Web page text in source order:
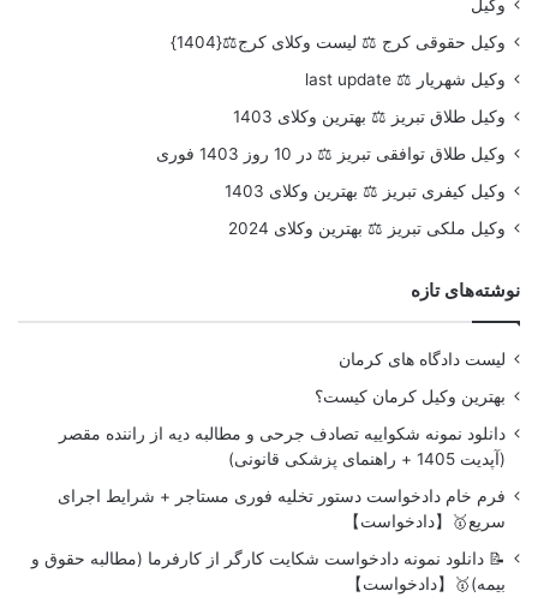
وکیل
وکیل حقوقی کرج ⚖️ لیست وکلای کرج⚖️{1404}
وکیل شهریار ⚖️ last update
وکیل طلاق تبریز ⚖️ بهترین وکلای 1403
وکیل طلاق توافقی تبریز ⚖️ در 10 روز 1403 فوری
وکیل کیفری تبریز ⚖️ بهترین وکلای 1403
وکیل ملکی تبریز ⚖️ بهترین وکلای 2024
نوشته‌های تازه
لیست دادگاه های کرمان
بهترین وکیل کرمان کیست؟
دانلود نمونه شکواییه تصادف جرحی و مطالبه دیه از راننده مقصر
(آپدیت 1405 + راهنمای پزشکی قانونی)
فرم خام دادخواست دستور تخلیه فوری مستاجر + شرایط اجرای
سریع🥇【دادخواست】
📝 دانلود نمونه دادخواست شکایت کارگر از کارفرما (مطالبه حقوق و
بیمه)🥇【دادخواست】